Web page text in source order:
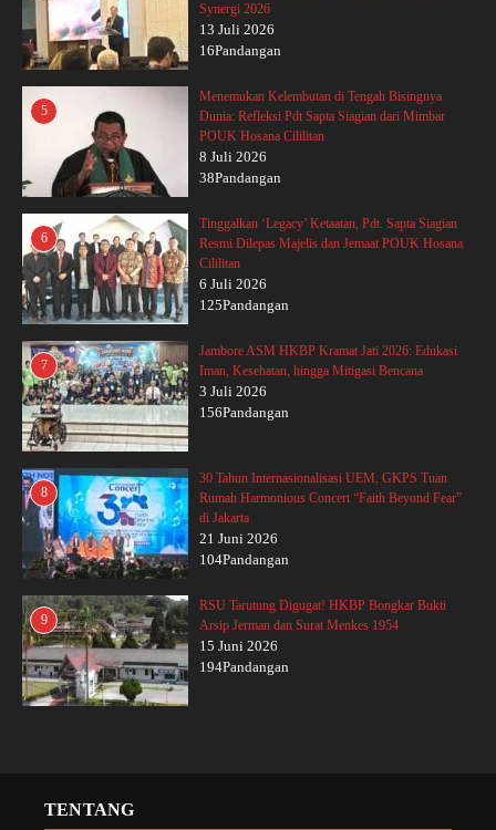
Synergi 2026
13 Juli 2026
16Pandangan
5
Menemukan Kelembutan di Tengah Bisingnya
Dunia: Refleksi Pdt Sapta Siagian dari Mimbar
POUK Hosana Cililitan
8 Juli 2026
38Pandangan
6
Tinggalkan ‘Legacy’ Ketaatan, Pdt. Sapta Siagian
Resmi Dilepas Majelis dan Jemaat POUK Hosana
Cililitan
6 Juli 2026
125Pandangan
7
Jambore ASM HKBP Kramat Jati 2026: Edukasi
Iman, Kesehatan, hingga Mitigasi Bencana
3 Juli 2026
156Pandangan
8
30 Tahun Internasionalisasi UEM, GKPS Tuan
Rumah Harmonious Concert “Faith Beyond Fear”
di Jakarta
21 Juni 2026
104Pandangan
9
RSU Tarutung Digugat! HKBP Bongkar Bukti
Arsip Jerman dan Surat Menkes 1954
15 Juni 2026
194Pandangan
TENTANG